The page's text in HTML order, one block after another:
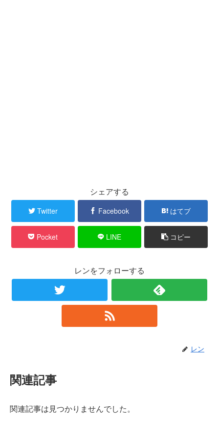
シェアする
Twitter Facebook はてブ
Pocket LINE コピー
レンをフォローする
レン
関連記事
関連記事は見つかりませんでした。